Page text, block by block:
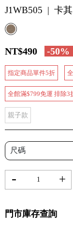
J1WB505 | 卡其
NT$490 -50%
指定商品單件5折
全館滿$799免運 排除3
親子款
尺碼
- +
門市庫存查詢